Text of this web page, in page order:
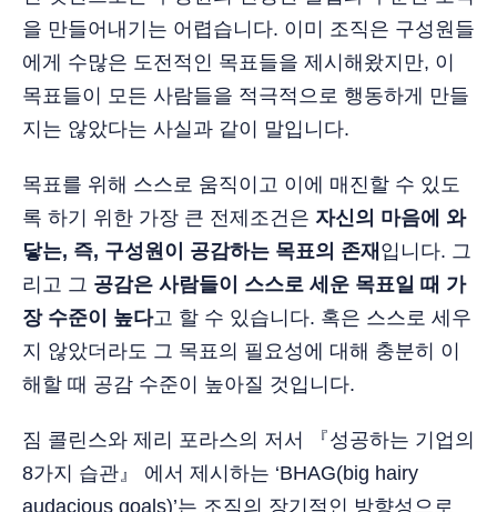
을 만들어내기는 어렵습니다. 이미 조직은 구성원들
에게 수많은 도전적인 목표들을 제시해왔지만, 이
목표들이 모든 사람들을 적극적으로 행동하게 만들
지는 않았다는 사실과 같이 말입니다.
목표를 위해 스스로 움직이고 이에 매진할 수 있도
록 하기 위한 가장 큰 전제조건은 자신의 마음에 와
닿는, 즉, 구성원이 공감하는 목표의 존재 입니다. 그
리고 그 공감은 사람들이 스스로 세운 목표일 때 가
장 수준이 높다고 할 수 있습니다. 혹은 스스로 세우
지 않았더라도 그 목표의 필요성에 대해 충분히 이
해할 때 공감 수준이 높아질 것입니다.
짐 콜린스와 제리 포라스의 저서 『성공하는 기업의
8가지 습관』 에서 제시하는 ‘BHAG(big hairy
audacious goals)’는 조직의 장기적인 방향성으로